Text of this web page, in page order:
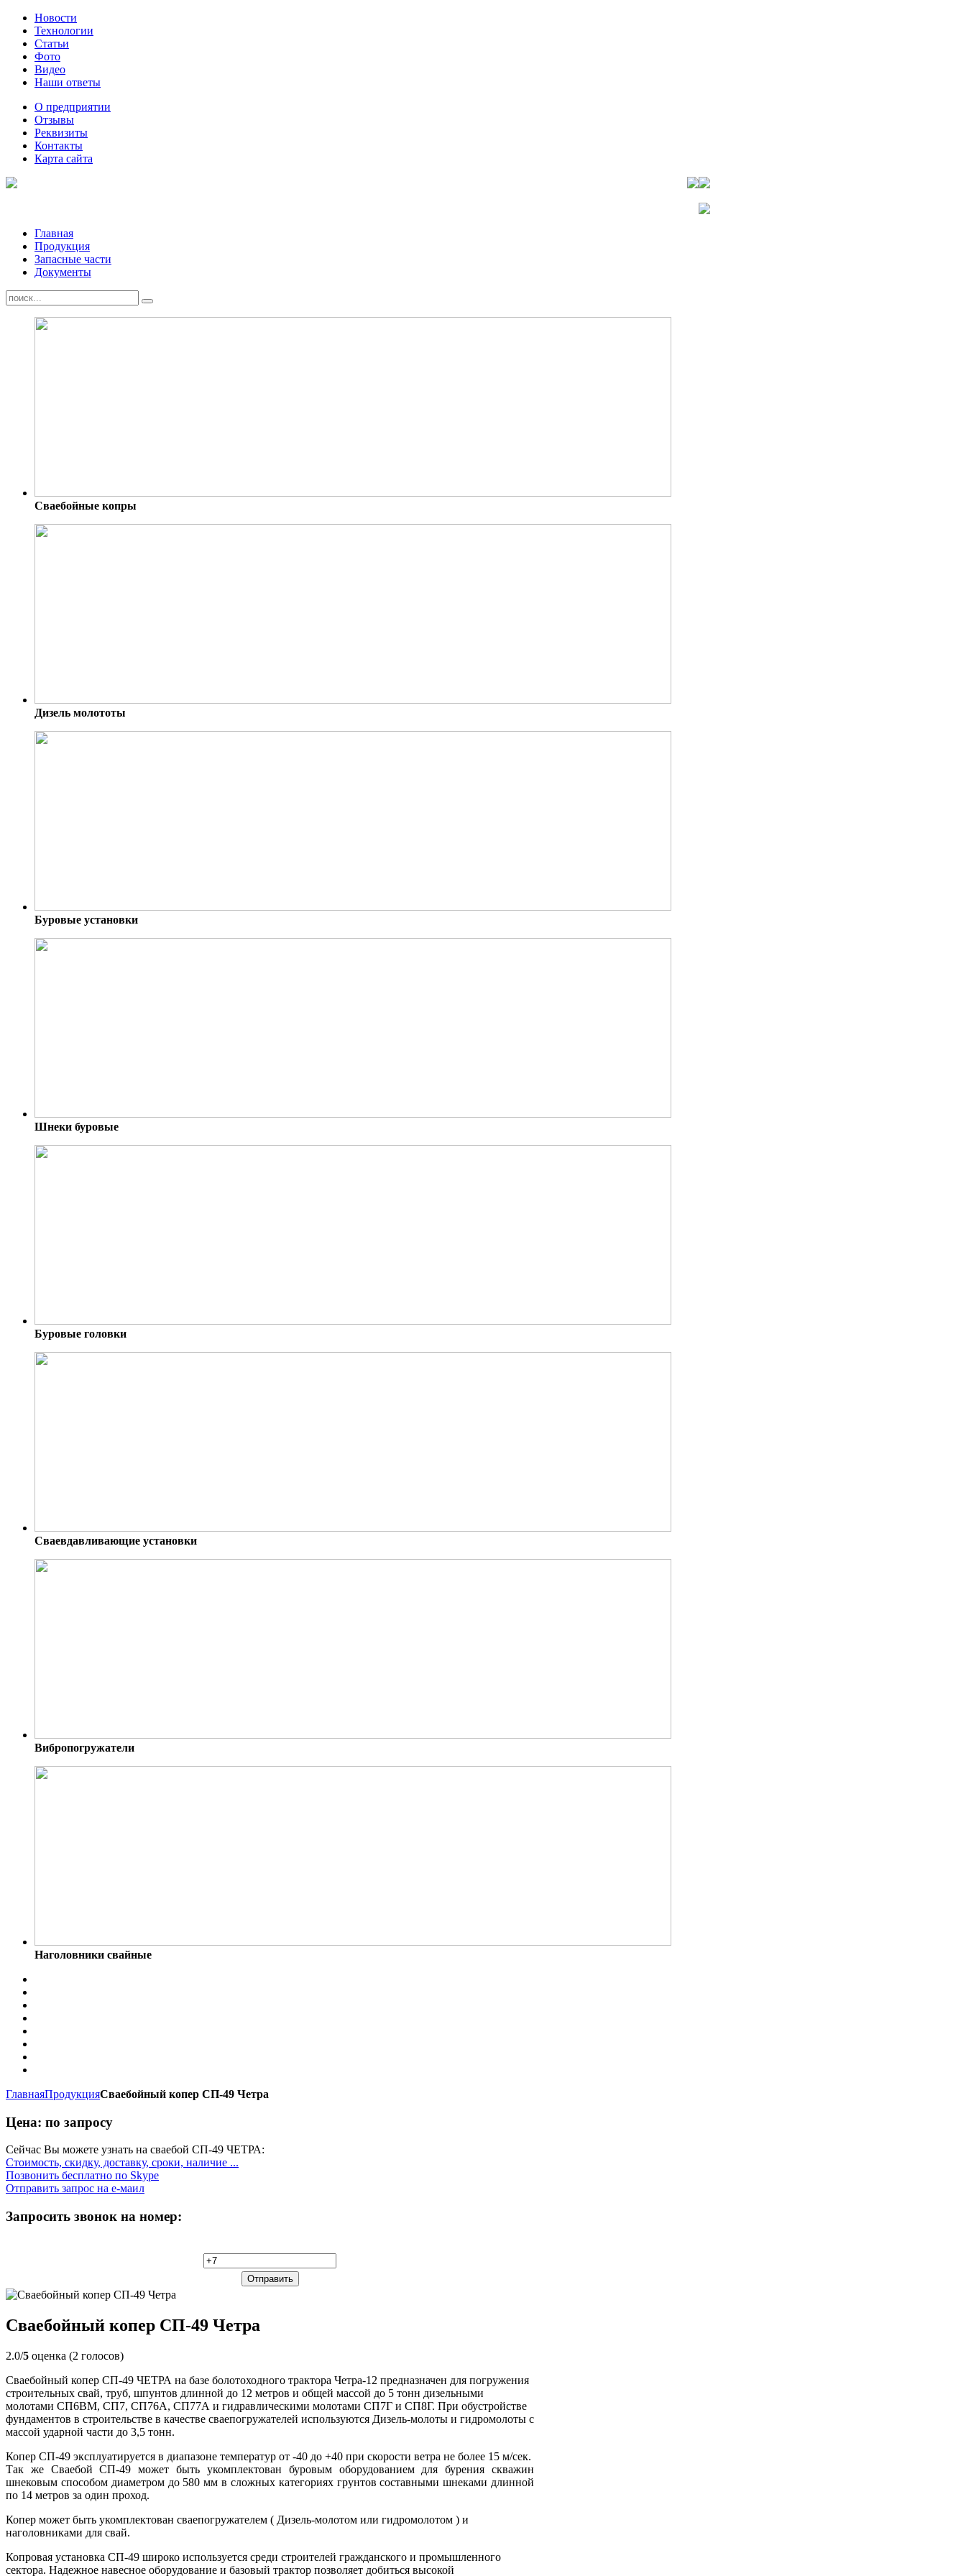
Новости
Технологии
Статьи
Фото
Видео
Наши ответы
О предприятии
Отзывы
Реквизиты
Контакты
Карта сайта
Главная
Продукция
Запасные части
Документы
Сваебойные копры
Дизель молототы
Буровые установки
Шнеки буровые
Буровые головки
Сваевдавливающие установки
Вибропогружатели
Наголовники свайные
ГлавнаяПродукцияСваебойный копер СП-49 Четра
Цена: по запросу
Сейчас Вы можете узнать на сваебой СП-49 ЧЕТРА:
Стоимость, скидку, доставку, сроки, наличие ...
Позвонить бесплатно по Skype
Отправить запрос на е-маил
Запросить звонок на номер:
Сваебойный копер СП-49 Четра
2.0/5 оценка (2 голосов)
Сваебойный копер СП-49 ЧЕТРА на базе болотоходного трактора Четра-12 предназначен для погружения
строительных свай, труб, шпунтов длинной до 12 метров и общей массой до 5 тонн дизельными
молотами СП6ВМ, СП7, СП76А, СП77А и гидравлическими молотами СП7Г и СП8Г. При обустройстве
фундаментов в строительстве в качестве сваепогружателей используются Дизель-молоты и гидромолоты с
массой ударной части до 3,5 тонн.
Копер СП-49 эксплуатируется в диапазоне температур от -40 до +40 при скорости ветра не более 15 м/сек.
Так же Сваебой СП-49 может быть укомплектован буровым оборудованием для бурения скважин
шнековым способом диаметром до 580 мм в сложных категориях грунтов составными шнеками длинной
по 14 метров за один проход.
Копер может быть укомплектован сваепогружателем ( Дизель-молотом или гидромолотом ) и
наголовниками для свай.
Копровая установка СП-49 широко используется среди строителей гражданского и промышленного
сектора. Надежное навесное оборудование и базовый трактор позволяет добиться высокой